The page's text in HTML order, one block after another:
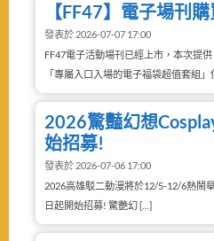
【FF47】電子場刊
發表於 2026-07-07 17:00
FF47電子活動場刊已經上市，本次提
「專屬入口入場的電子福袋超值套組
2026驚豔幻想
始招募!
發表於 2026-07-06 17:00
2026高雄駁二動漫將於12/5-12/6熱鬧
日起開始招募! 驚艷幻 […]